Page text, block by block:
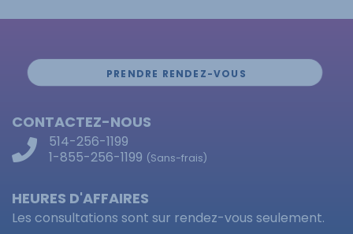
PRENDRE RENDEZ-VOUS
CONTACTEZ-NOUS
514-256-1199
1-855-256-1199 (Sans-frais)
HEURES D'AFFAIRES
Les consultations sont sur rendez-vous seulement.